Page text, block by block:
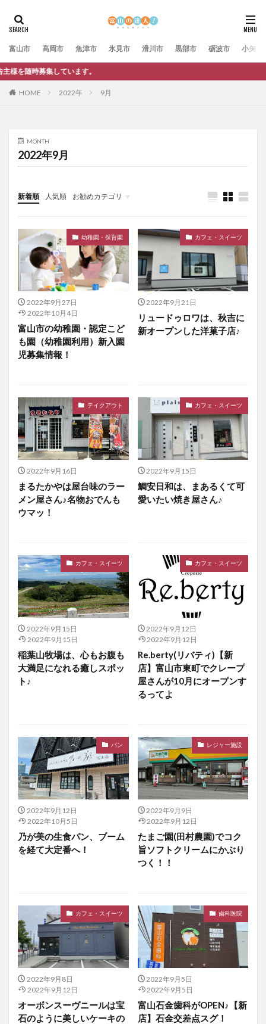
富山市 高岡市 魚津市 氷見市 滑川市 黒部市 砺波市 小矢部
。
HOME 2022年 9月
MONTH
2022年9月
新着順 人気順 お勧めカテゴリ
未分類
幼稚園・保育園
2022年9月27日
2022年10月4日
富山市の幼稚園・認定こど
も園（幼稚園利用）新入園
児募集情報！
カフェ・スイーツ
2022年9月21日
リュードゥロワは、秋吉に
新オープンした洋菓子店♪
テイクアウト
2022年9月16日
まるたかやは屋台味のラー
メン屋さん♪名物おでんも
ウマッ！
カフェ・スイーツ
2022年9月15日
鯛安日和は、まあるくて可
愛いたい焼き屋さん♪
カフェ・スイーツ
2022年9月15日
2022年9月15日
稲葉山牧場は、心もお腹も
大満足になれる癒しスポッ
ト♪
カフェ・スイーツ
2022年9月12日
2022年9月12日
Re.berty(リバティ)【新
店】富山市東町でクレープ
屋さんが10月にオープンす
るってよ
パン
2022年9月12日
2022年10月5日
乃が美の生食パン、ブーム
を経て大定番へ！
レジャー施設
2022年9月9日
2022年9月12日
たまご園(田村農園)でコク
旨ソフトクリームにかぶり
つく！！
カフェ・スイーツ
2022年9月8日
2022年9月12日
オーボンスーヴニールは宝
石のように美しいケーキの
歯科医院
2022年9月5日
2022年9月5日
富山石金歯科がOPEN♪【新
店】石金交差点スグ！